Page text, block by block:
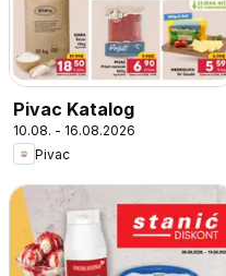
Pivac Katalog
10.08. - 16.08.2026
Pivac